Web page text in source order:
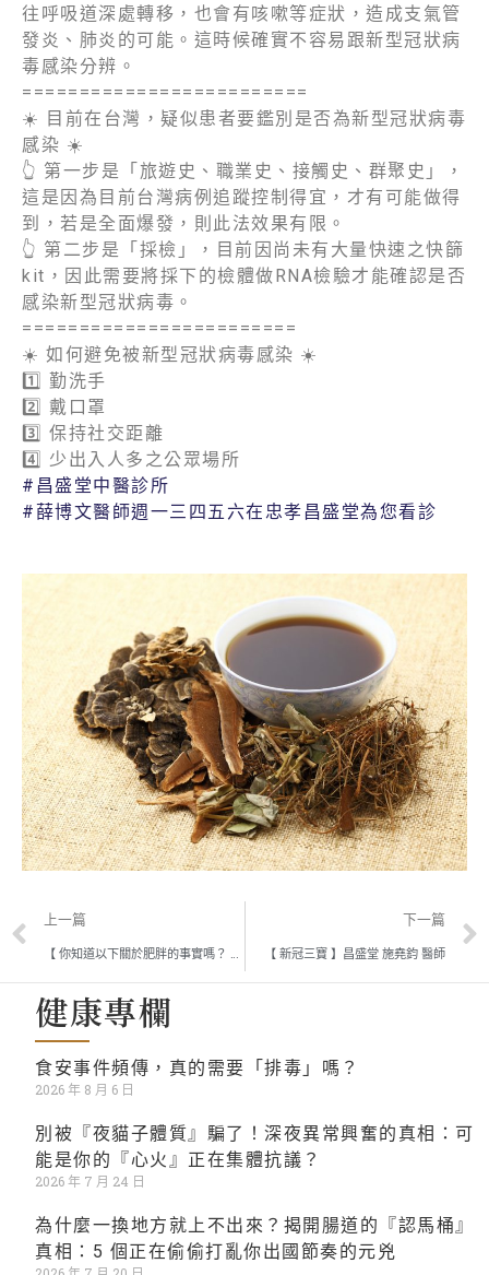
往呼吸道深處轉移，也會有咳嗽等症狀，造成支氣管
發炎、肺炎的可能。這時候確實不容易跟新型冠狀病
毒感染分辨。
=========================
☀️ 目前在台灣，疑似患者要鑑別是否為新型冠狀病毒
感染 ☀️
👆 第一步是「旅遊史、職業史、接觸史、群聚史」，
這是因為目前台灣病例追蹤控制得宜，才有可能做得
到，若是全面爆發，則此法效果有限。
👆 第二步是「採檢」，目前因尚未有大量快速之快篩
kit，因此需要將採下的檢體做RNA檢驗才能確認是否
感染新型冠狀病毒。
========================
☀️ 如何避免被新型冠狀病毒感染 ☀️
1️⃣ 勤洗手
2️⃣ 戴口罩
3️⃣ 保持社交距離
4️⃣ 少出入人多之公眾場所
# 昌盛堂中醫診所
# 薛博文醫師週一三四五六在忠孝昌盛堂為您看診
上一篇
【 你知道以下關於肥胖的事實嗎？ 】忠孝昌盛堂 薛博文醫師
下一篇
【 新冠三寶 】昌盛堂 施堯鈞 醫師
健康專欄
食安事件頻傳，真的需要「排毒」嗎？
2026 年 8 月 6 日
別被『夜貓子體質』騙了！深夜異常興奮的真相：可
能是你的『心火』正在集體抗議？
2026 年 7 月 24 日
為什麼一換地方就上不出來？揭開腸道的『認馬桶』
真相：5 個正在偷偷打亂你出國節奏的元兇